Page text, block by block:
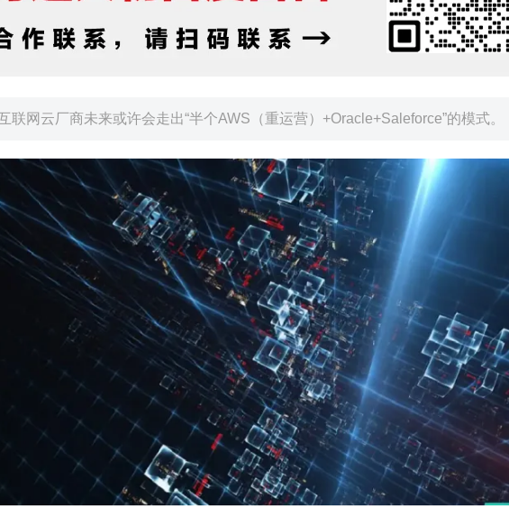
联网云厂商未来或许会走出“半个AWS（重运营）+Oracle+Saleforce”的模式。